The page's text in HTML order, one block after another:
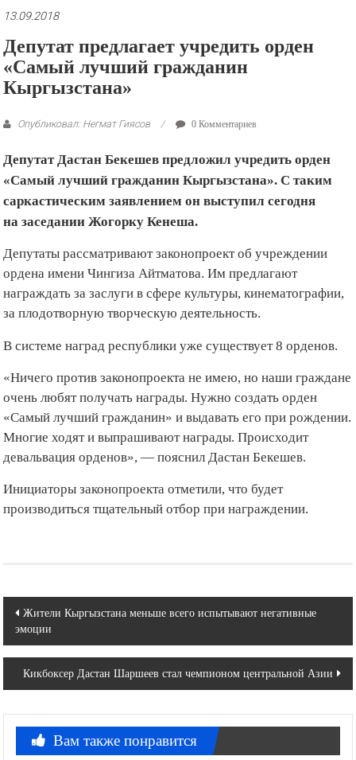
13.09.2018
Депутат предлагает учредить орден
«Самый лучший гражданин
Кыргызстана»
Опубликовал: Негмат Гиясов 0 Комментариев
Депутат Дастан Бекешев предложил учредить орден
«Самый лучший гражданин Кыргызстана». С таким
саркастическим заявлением он выступил сегодня
на заседании Жогорку Кенеша.
Депутаты рассматривают законопроект об учреждении
ордена имени Чингиза Айтматова. Им предлагают
награждать за заслуги в сфере культуры, кинематографии,
за плодотворную творческую деятельность.
В системе наград республики уже существует 8 орденов.
«Ничего против законопроекта не имею, но наши граждане
очень любят получать награды. Нужно создать орден
«Самый лучший гражданин» и выдавать его при рождении.
Многие ходят и выпрашивают награды. Происходит
девальвация орденов», — пояснил Дастан Бекешев.
Инициаторы законопроекта отметили, что будет
производиться тщательный отбор при награждении.
Навигация
по
записям
Жители Кыргызстана меньше всего испытывают негативные
эмоции
Кикбоксер Дастан Шаршеев стал чемпионом центральной Азии
Вам также понравится